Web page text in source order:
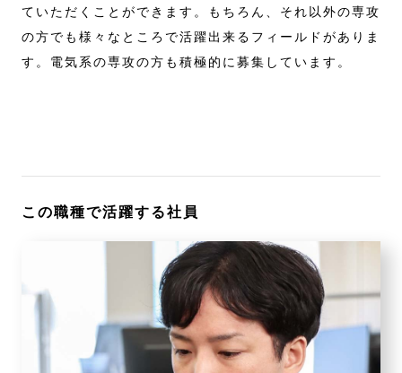
ていただくことができます。もちろん、それ以外の専攻
の方でも様々なところで活躍出来るフィールドがありま
す。電気系の専攻の方も積極的に募集しています。
この職種で活躍する社員